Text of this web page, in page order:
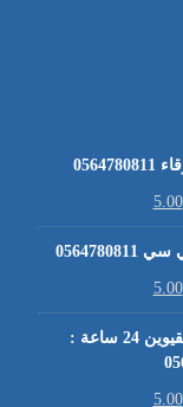
5.00
5.00
كهربائي منازل في أم القيوين 24 ساعة :
5.00